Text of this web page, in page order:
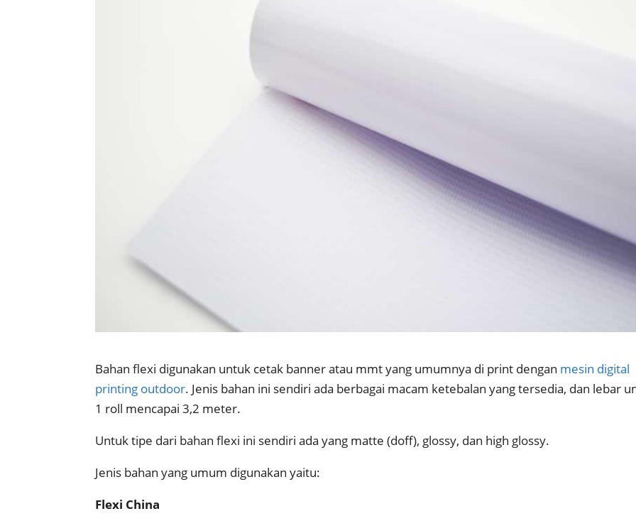
Bahan flexi digunakan untuk cetak banner atau mmt yang umumnya di print dengan mesin digital
printing outdoor. Jenis bahan ini sendiri ada berbagai macam ketebalan yang tersedia, dan lebar
1 roll mencapai 3,2 meter.
Untuk tipe dari bahan flexi ini sendiri ada yang matte (doff), glossy, dan high glossy.
Jenis bahan yang umum digunakan yaitu:
Flexi China